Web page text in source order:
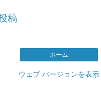
稿
ホーム
ウェブ バージョンを表示